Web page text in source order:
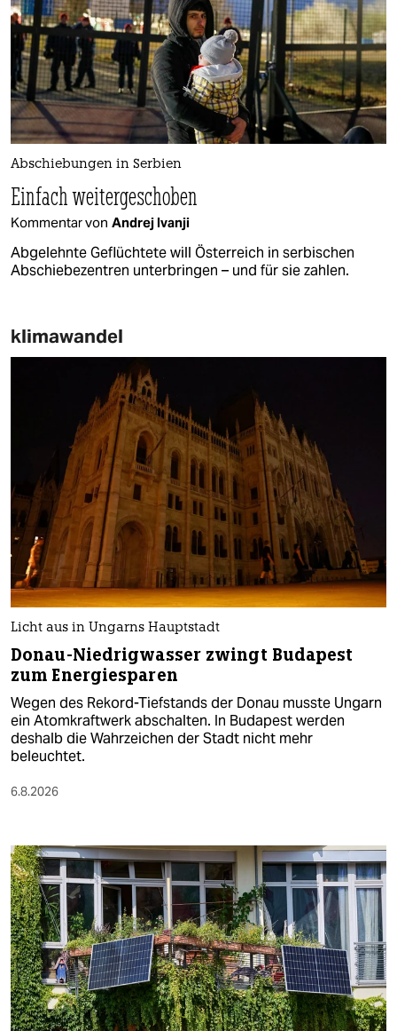
Abschiebungen in Serbien
Einfach weitergeschoben
Kommentar von Andrej Ivanji
Abgelehnte Geflüchtete will Österreich in serbischen
Abschiebezentren unterbringen – und für sie zahlen.
klimawandel
Licht aus in Ungarns Hauptstadt
Donau-Niedrigwasser zwingt Budapest
zum Energiesparen
Wegen des Rekord-Tiefstands der Donau musste Ungarn
ein Atomkraftwerk abschalten. In Budapest werden
deshalb die Wahrzeichen der Stadt nicht mehr
beleuchtet.
6.8.2026